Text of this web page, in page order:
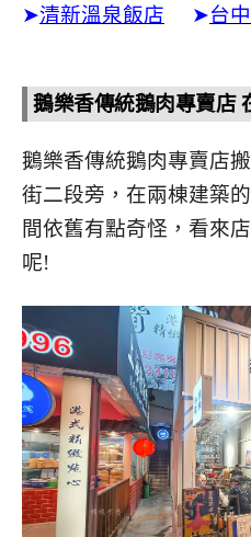
➤清新溫泉飯店 ➤台
鵝樂香傳統鵝肉專賣店
鵝樂香傳統鵝肉專賣店
街二段旁，在兩棟建築
間依舊有點奇怪，看來
呢!